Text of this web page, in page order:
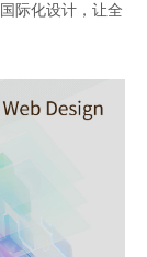
际化设计，让全